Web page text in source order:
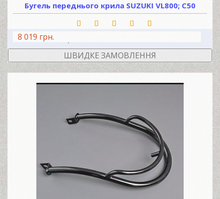
Бугель переднього крила SUZUKI VL800; C50
8 019 грн.
ШВИДКЕ ЗАМОВЛЕННЯ